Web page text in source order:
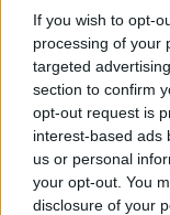
If you wish to opt-
processing of your
targeted
section to confirm
opt-out request is
interest-based ads
us or personal
your opt-out. You
disclosure of your
Inserito il06/07/
In risposta al
adesso per le
gli scontato il costo di
fanno gli stessi corrieri